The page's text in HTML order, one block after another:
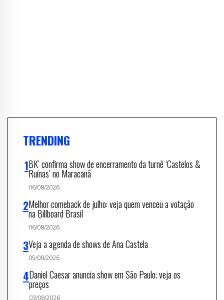
TRENDING
BK’ confirma show de encerramento da turnê ‘Castelos &
Ruínas’ no Maracanã
06/08/2026
Melhor comeback de julho: veja quem venceu a votação
na Billboard Brasil
06/08/2026
Veja a agenda de shows de Ana Castela
05/08/2026
Daniel Caesar anuncia show em São Paulo; veja os
preços
03/08/2026